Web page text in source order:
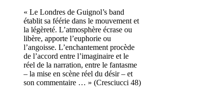
« Le Londres de Guignol’s band
établit sa féérie dans le mouvement et
la légèreté. L’atmosphère écrase ou
libère, apporte l’euphorie ou
l’angoisse. L’enchantement procède
de l’accord entre l’imaginaire et le
réel de la narration, entre le fantasme
– la mise en scène réel du désir – et
son commentaire … » (Cresciucci 48)